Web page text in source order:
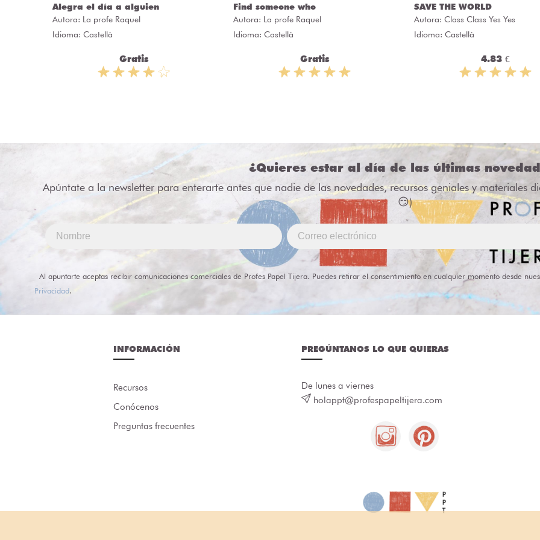
Alegra el día a alguien
Autora: La profe Raquel
Idioma: Castellà
Gratis
Find someone who
Autora: La profe Raquel
Idioma: Castellà
Gratis
SAVE THE WORLD
Autora: Class Class Yes Yes
Idioma: Castellà
4.83 €
¿Quieres estar al día de las últimas
Apúntate a la newsletter para enterarte antes que nadie de las novedades, recursos geniales y materiales
😏)
Al apuntarte aceptas recibir comunicaciones comerciales de Profes Papel Tijera. Puedes retirar el consentimiento en cualquier momento desde
Privacidad.
INFORMACIÓN
Recursos
Conócenos
Preguntas frecuentes
PREGÚNTANOS LO QUE QUIERAS
De lunes a viernes
holappt@profespapeltijera.com